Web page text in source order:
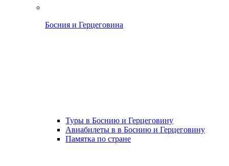
Босния и Герцеговина
Туры в Боснию и Герцеговину
Авиабилеты в в Боснию и Герцеговину
Памятка по стране